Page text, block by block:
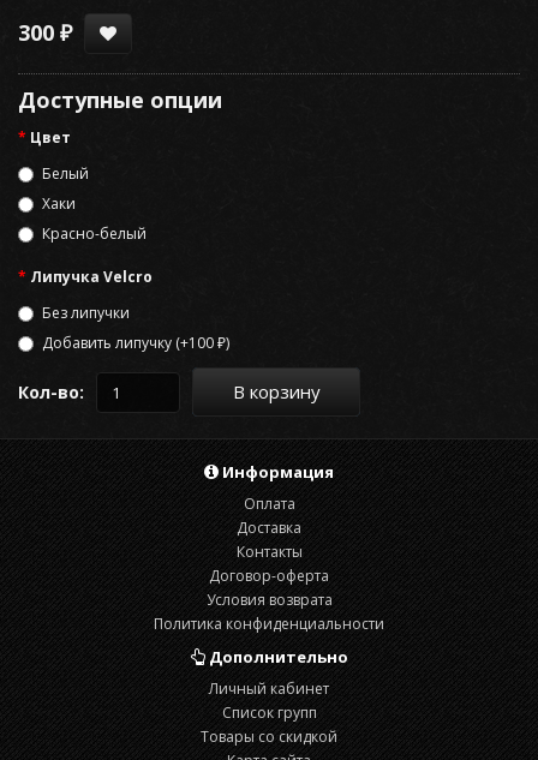
300 ₽
Доступные опции
Цвет
Белый
Хаки
Красно-белый
Липучка Velcro
Без липучки
Добавить липучку (+100 ₽)
Кол-во: В корзину
Информация
Оплата
Доставка
Контакты
Договор-оферта
Условия возврата
Политика конфиденциальности
Дополнительно
Личный кабинет
Список групп
Товары со скидкой